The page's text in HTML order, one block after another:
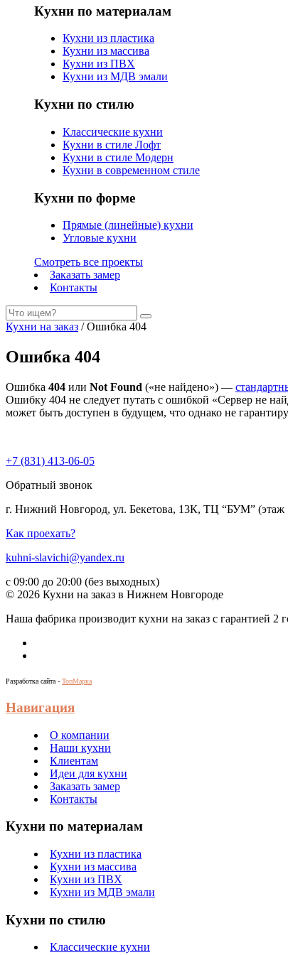
Кухни по материалам
Кухни из пластика
Кухни из массива
Кухни из ПВХ
Кухни из МДВ эмали
Кухни по стилю
Классические кухни
Кухни в стиле Лофт
Кухни в стиле Модерн
Кухни в современном стиле
Кухни по форме
Прямые (линейные) кухни
Угловые кухни
Смотреть все проекты
Заказать замер
Контакты
Кухни на заказ / Ошибка 404
Ошибка 404
Ошибка 404 или Not Found («не найдено») —
Ошибку 404 не следует путать с ошибкой «Сервер не
может быть доступен в будущем, что однако не
+7 (831) 413-06-05
Обратный звонок
г. Нижний Новгород, ул. Бекетова, 13К, ТЦ “БУМ” (этаж
Как проехать?
kuhni-slavichi@yandex.ru
с 09:00 до 20:00 (без выходных)
© 2026 Кухни на заказ в Нижнем Новгороде
Наша фабрика производит кухни на заказ c гарантией
Разработка сайта - ТопМарка
Навигация
О компании
Наши кухни
Клиентам
Идеи для кухни
Заказать замер
Контакты
Кухни по материалам
Кухни из пластика
Кухни из массива
Кухни из ПВХ
Кухни из МДВ эмали
Кухни по стилю
Классические кухни